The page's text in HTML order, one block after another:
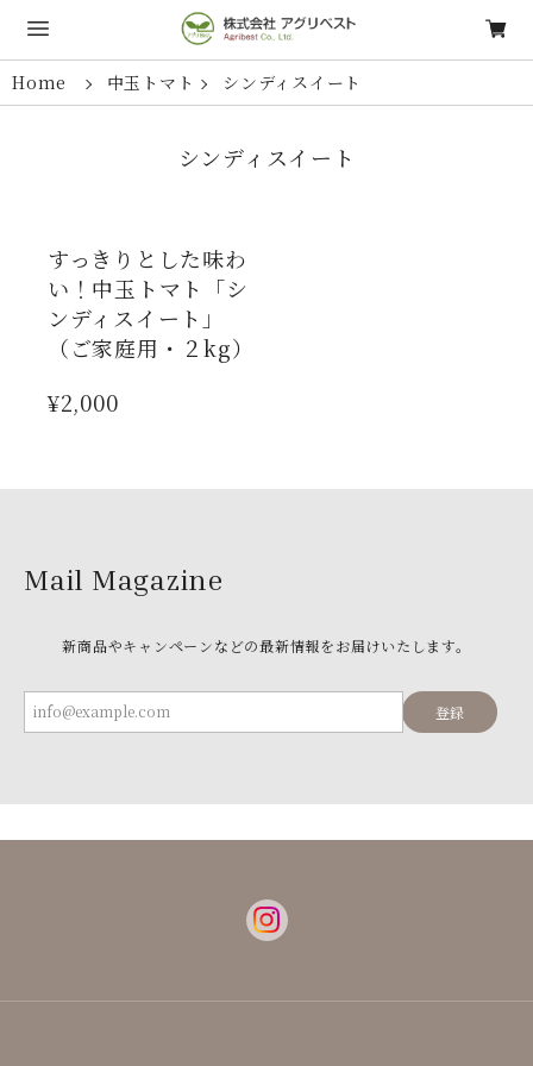
Home 中玉トマト シンディスイート
シンディスイート
すっきりとした味わ
い！中玉トマト「シ
ンディスイート」
（ご家庭用・２kg）
¥2,000
Mail Magazine
新商品やキャンペーンなどの最新情報をお届けいたします。
登録